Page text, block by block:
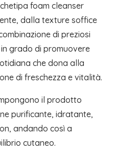
foam cleanser
dalla texture soffice
di preziosi
grado di promuovere
che dona alla
di freschezza e vitalità.
il prodotto
purificante, idratante,
andando così a
cutaneo.